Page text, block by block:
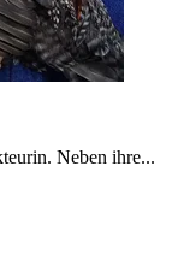
Neben ihre...